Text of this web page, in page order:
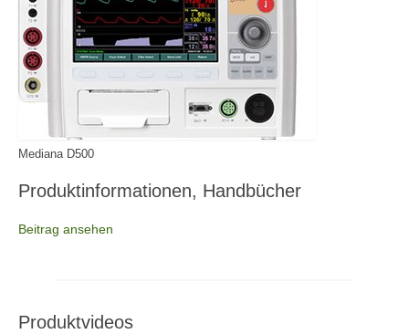
Jobs
Ehrenamt
Partner
Kommunen
Organisationen
Wissenschaft
Sponsoren und Förderer
Mediana D500
Produktinformationen, Handbücher
Beitrag ansehen
Produktvideos